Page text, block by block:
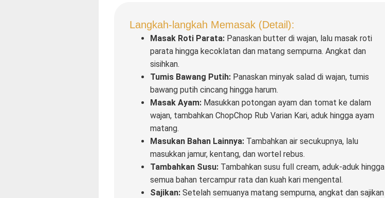
Langkah-langkah Memasak (Detail):
Masak Roti Parata: Panaskan butter di wajan, lalu masak roti
parata hingga kecoklatan dan matang sempurna. Angkat dan
sisihkan.
Tumis Bawang Putih: Panaskan minyak salad di wajan, tumis
bawang putih cincang hingga harum.
Masak Ayam: Masukkan potongan ayam dan tomat ke dalam
wajan, tambahkan ChopChop Rub Varian Kari, aduk hingga ayam
matang.
Masukan Bahan Lainnya: Tambahkan air secukupnya, lalu
masukkan jamur, kentang, dan wortel rebus.
Tambahkan Susu: Tambahkan susu full cream, aduk-aduk hingga
semua bahan tercampur rata dan kuah kari mengental.
Sajikan: Setelah semuanya matang sempurna, angkat dan sajikan